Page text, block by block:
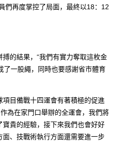
們再度掌控了局面，最終以18：12
的結果，“我們有實力奪取這枚金
了一股繩，同時也要感謝省市體育
目備戰十四運會有著積極的促進
為在家門口舉辦的全運會，我們將
貴的經驗，接下來我們也會好好
、技戰術執行方面還需要進一步